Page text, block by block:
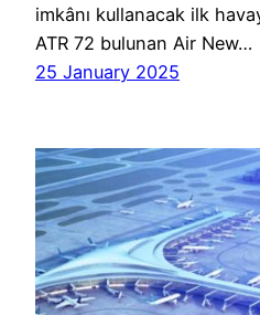
imkânı kullanacak ilk
ATR 72 bulunan Air New…
25 January 2025